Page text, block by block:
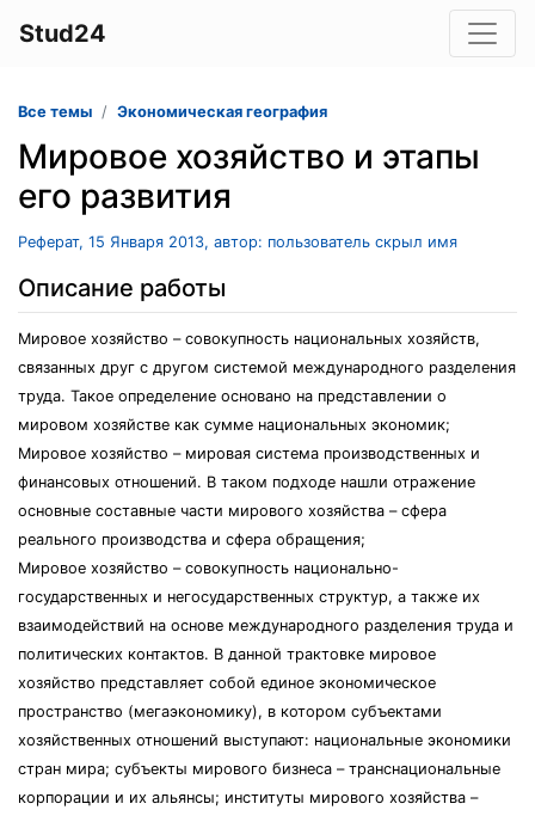
Stud24
Все темы Экономическая география
Мировое хозяйство и этапы
его развития
Реферат, 15 Января 2013, автор: пользователь скрыл имя
Описание работы
Мировое хозяйство – совокупность национальных хозяйств,
связанных друг с другом системой международного разделения
труда. Такое определение основано на представлении о
мировом хозяйстве как сумме национальных экономик;
Мировое хозяйство – мировая система производственных и
финансовых отношений. В таком подходе нашли отражение
основные составные части мирового хозяйства – сфера
реального производства и сфера обращения;
Мировое хозяйство – совокупность национально-
государственных и негосударственных структур, а также их
взаимодействий на основе международного разделения труда и
политических контактов. В данной трактовке мировое
хозяйство представляет собой единое экономическое
пространство (мегаэкономику), в котором субъектами
хозяйственных отношений выступают: национальные экономики
стран мира; субъекты мирового бизнеса – транснациональные
корпорации и их альянсы; институты мирового хозяйства –